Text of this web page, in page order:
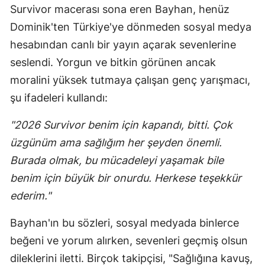
Survivor macerası sona eren Bayhan, henüz
Dominik'ten Türkiye'ye dönmeden sosyal medya
hesabından canlı bir yayın açarak sevenlerine
seslendi. Yorgun ve bitkin görünen ancak
moralini yüksek tutmaya çalışan genç yarışmacı,
şu ifadeleri kullandı:
"2026 Survivor benim için kapandı, bitti. Çok
üzgünüm ama sağlığım her şeyden önemli.
Burada olmak, bu mücadeleyi yaşamak bile
benim için büyük bir onurdu. Herkese teşekkür
ederim."
Bayhan'ın bu sözleri, sosyal medyada binlerce
beğeni ve yorum alırken, sevenleri geçmiş olsun
dileklerini iletti. Birçok takipçisi, "Sağlığına kavuş,